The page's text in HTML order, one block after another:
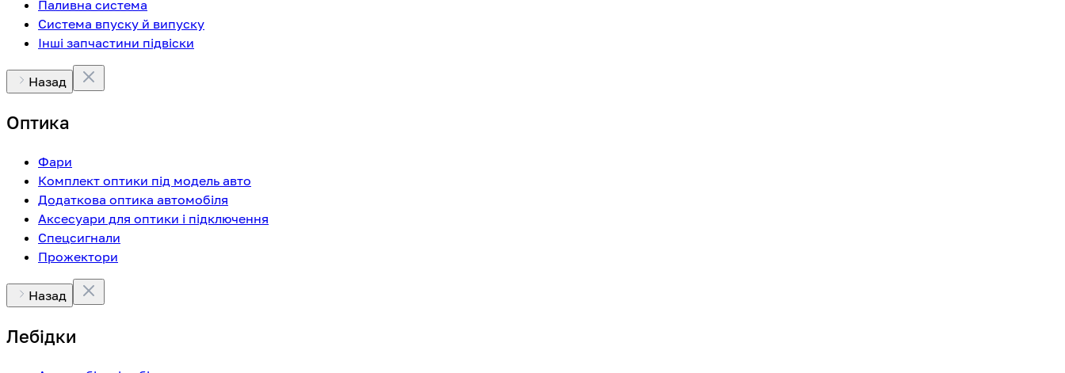
Паливна система
Система впуску й випуску
Інші запчастини підвіски
Назад
Оптика
Фари
Комплект оптики під модель авто
Додаткова оптика автомобіля
Аксесуари для оптики і підключення
Спецсигнали
Прожектори
Назад
Лебідки